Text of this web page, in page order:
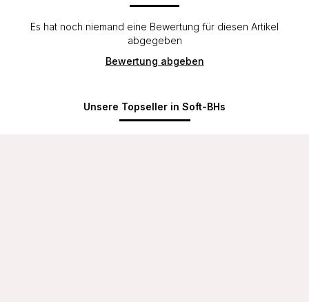
Es hat noch niemand eine Bewertung für diesen Artikel
abgegeben
Bewertung abgeben
Unsere Topseller in Soft-BHs